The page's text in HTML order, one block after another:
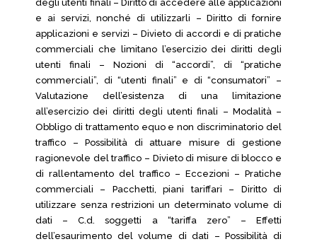
degli utenti finali – Diritto di accedere alle applicazioni
e ai servizi, nonché di utilizzarli – Diritto di fornire
applicazioni e servizi – Divieto di accordi e di pratiche
commerciali che limitano l’esercizio dei diritti degli
utenti finali – Nozioni di “accordi”, di “pratiche
commerciali”, di “utenti finali” e di “consumatori” –
Valutazione dell’esistenza di una limitazione
all’esercizio dei diritti degli utenti finali – Modalità –
Obbligo di trattamento equo e non discriminatorio del
traffico – Possibilità di attuare misure di gestione
ragionevole del traffico – Divieto di misure di blocco e
di rallentamento del traffico – Eccezioni – Pratiche
commerciali – Pacchetti, piani tariffari – Diritto di
utilizzare senza restrizioni un determinato volume di
dati – C.d. soggetti a “tariffa zero” – Effetti
dell’esaurimento del volume di dati – Possibilità di